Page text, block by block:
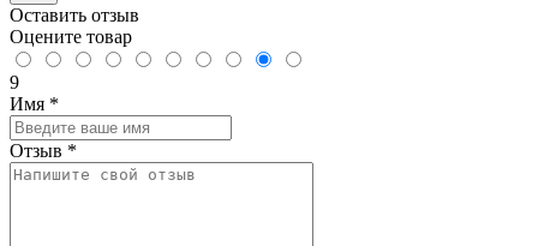
Оставить отзыв
Оцените товар
9
Имя *
Отзыв *